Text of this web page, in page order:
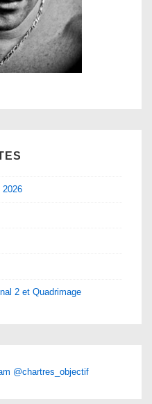
2026
2 et Quadrimage
@chartres_objectif